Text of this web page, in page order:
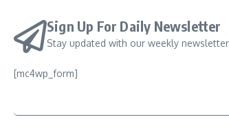
Sign Up For Daily Newsletter
Stay updated with our weekly
[mc4wp_form]